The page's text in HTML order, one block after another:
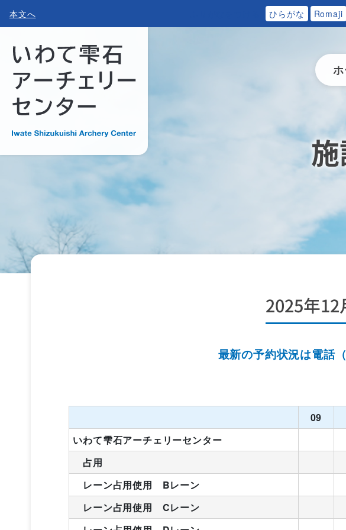
本文へ ひらがな Romaji
2025年
最新の予約状況は電話
09
いわて雫石アーチェリーセンター
占用
レーン占用使用 Bレーン
レーン占用使用 Cレーン